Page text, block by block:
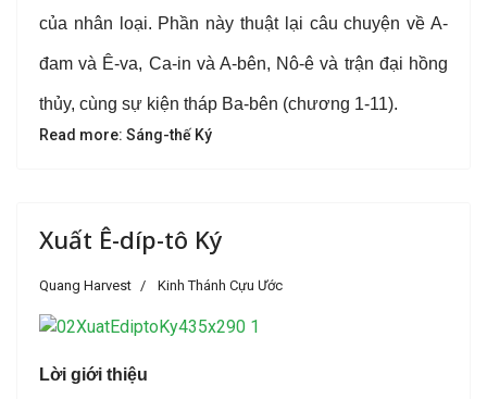
của nhân loại. Phần này thuật lại câu chuyện về A-
đam và Ê-va, Ca-in và A-bên, Nô-ê và trận đại hồng
thủy, cùng sự kiện tháp Ba-bên (chương 1-11).
Read more: Sáng-thế Ký
Xuất Ê-díp-tô Ký
Quang Harvest Kinh Thánh Cựu Ước
Lời giới thiệu